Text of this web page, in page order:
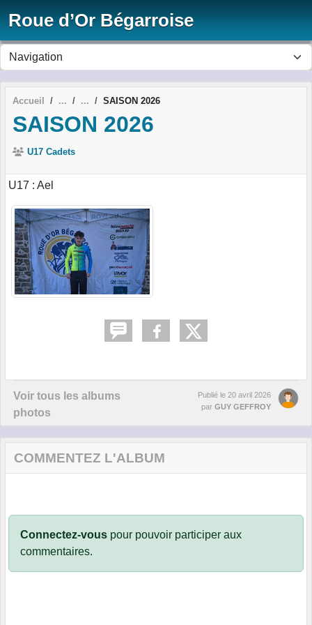
Roue d’Or Bégarroise
Accueil SAISON 2026
SAISON 2026
U17 Cadets
U17 : Ael
Voir tous les albums
photos
Publié le 20 avril 2026
par GUY GEFFROY
COMMENTEZ L'ALBUM
Connectez-vous pour pouvoir participer aux
commentaires.